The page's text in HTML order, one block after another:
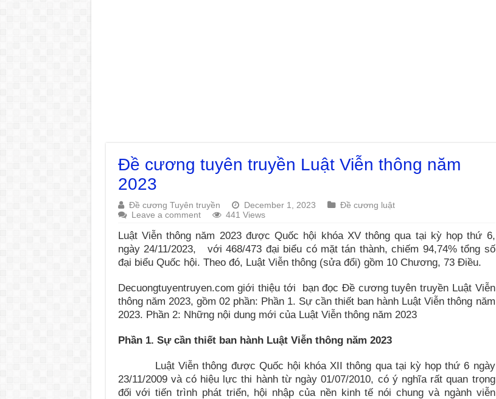
Đề cương tuyên truyền Luật Viễn thông năm
2023
Đề cương Tuyên truyền December 1, 2023
Đề cương luật
Leave a comment
441 Views
Luật Viễn thông năm 2023 được Quốc hội khóa XV thông qua tại kỳ họp thứ 6,
ngày 24/11/2023, với 468/473 đại biểu có mặt tán thành, chiếm 94,74% tổng số
đại biểu Quốc hội. Theo đó, Luật Viễn thông (sửa đổi) gồm 10 Chương, 73 Điều.
Decuongtuyentruyen.com giới thiệu tới bạn đọc Đề cương tuyên truyền Luật Viễn
thông năm 2023, gồm 02 phần: Phần 1. Sự cần thiết ban hành Luật Viễn thông năm
2023. Phần 2: Những nội dung mới của Luật Viễn thông năm 2023
Phần 1. Sự cần thiết ban hành Luật Viễn thông năm 2023
Luật Viễn thông được Quốc hội khóa XII thông qua tại kỳ họp thứ 6 ngày
23/11/2009 và có hiệu lực thi hành từ ngày 01/07/2010, có ý nghĩa rất quan trọng
đối với tiến trình phát triển, hội nhập của nền kinh tế nói chung và ngành viễn